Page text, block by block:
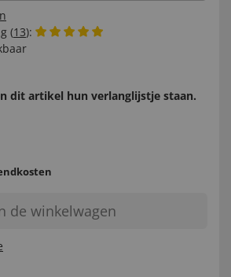
(13):
dit artikel hun verlanglijstje staan.
de winkelwagen